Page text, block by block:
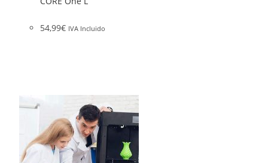
54,99€ IVA Incluido